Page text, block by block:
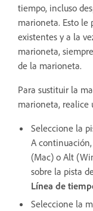
tiempo, incluso
marioneta. Esto le
existentes y a la
marioneta,
de la marioneta.
Para sustituir la
marioneta, realice
Seleccione la
A
(Mac) o Alt
sobre la pista
Línea de
Seleccione la